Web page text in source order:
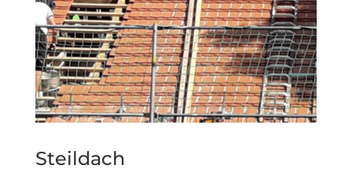
Steildach